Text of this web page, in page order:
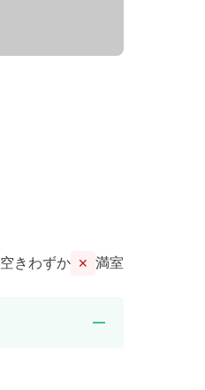
空きわずか ✕ 満室
remove